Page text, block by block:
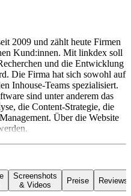
2009 und zählt heute Firmen
Kund:innen. Mit linkdex soll
und die Entwicklung
Die Firma hat sich sowohl auf
Inhouse-Teams spezialisiert.
sind unter anderem das
die Content-Strategie, die
Über die Website
Screenshots
& Videos
Preise Reviews